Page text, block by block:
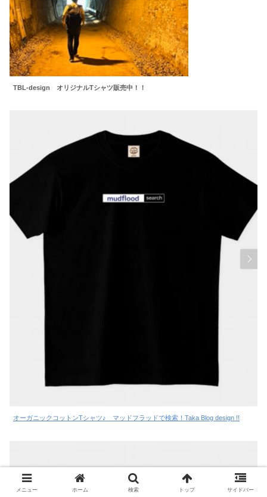
TBL-design オリジナルTシャツ販売中！！
オーガニックコットンTシャツ♪ マッドフラッドで検索！Taka Blog design !!
メニュー ホーム 検索 トップ サイドバー